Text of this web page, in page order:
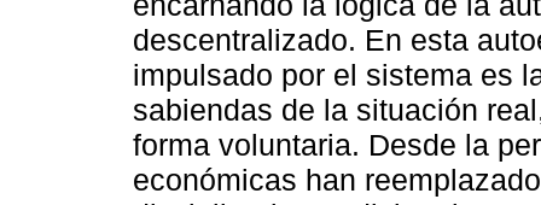
descentralizado. En esta
impulsado por el sistema es
sabiendas de la situación
forma voluntaria. Desde la
económicas han